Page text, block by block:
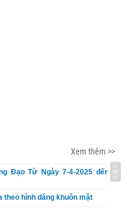
Xem thêm >>
Đạo Từ Ngày 7-4-2025 đến
hình dáng khuôn mặt